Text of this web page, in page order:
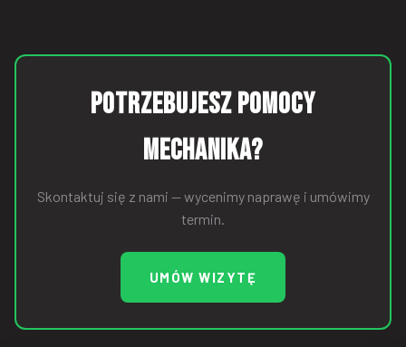
Potrzebujesz pomocy
mechanika?
Skontaktuj się z nami — wycenimy naprawę i umówimy
termin.
UMÓW WIZYTĘ